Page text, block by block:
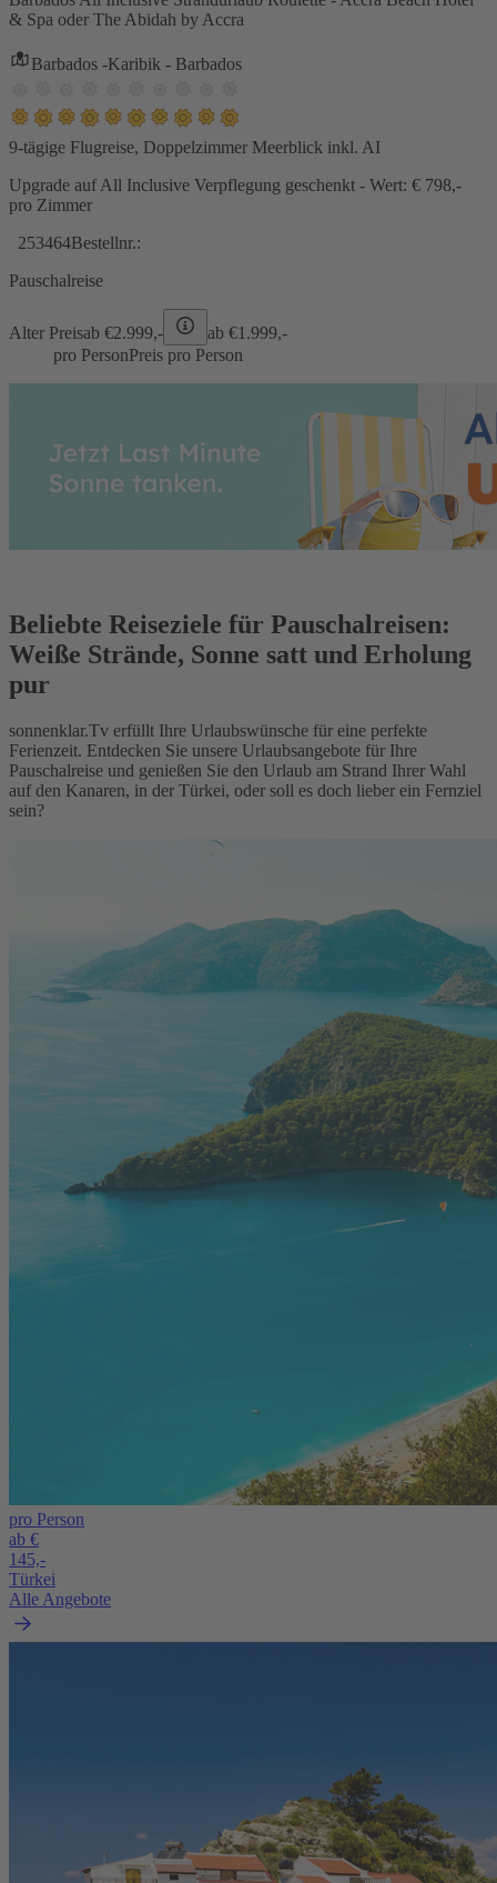
& Spa oder The Abidah by Accra
Barbados -Karibik - Barbados
9-tägige Flugreise, Doppelzimmer Meerblick inkl. AI
Upgrade auf All Inclusive Verpflegung geschenkt - Wert: € 798,-
pro Zimmer
253464Bestellnr.:
Pauschalreise
Alter Preisab €2.999,- ab €1.999,-
pro PersonPreis pro Person
Beliebte Reiseziele für Pauschalreisen:
Weiße Strände, Sonne satt und Erholung
pur
sonnenklar.Tv erfüllt Ihre Urlaubswünsche für eine perfekte
Ferienzeit. Entdecken Sie unsere Urlaubsangebote für Ihre
Pauschalreise und genießen Sie den Urlaub am Strand Ihrer Wahl
auf den Kanaren, in der Türkei, oder soll es doch lieber ein Fernziel
sein?
pro Person
ab €
145,-
Türkei
Alle Angebote